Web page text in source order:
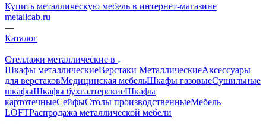
Купить металлическую мебель в интернет-магазине
metallcab.ru
—
Каталог
—
Стеллажи металлические в
Шкафы металлическиеВерстаки МеталлическиеАксессуары
для верстаковМедицинская мебельШкафы газовыеСушильные
шкафыШкафы бухгалтерскиеШкафы
картотечныеСейфыСтолы производственныеМебель
LOFTРаспродажа металлической мебели